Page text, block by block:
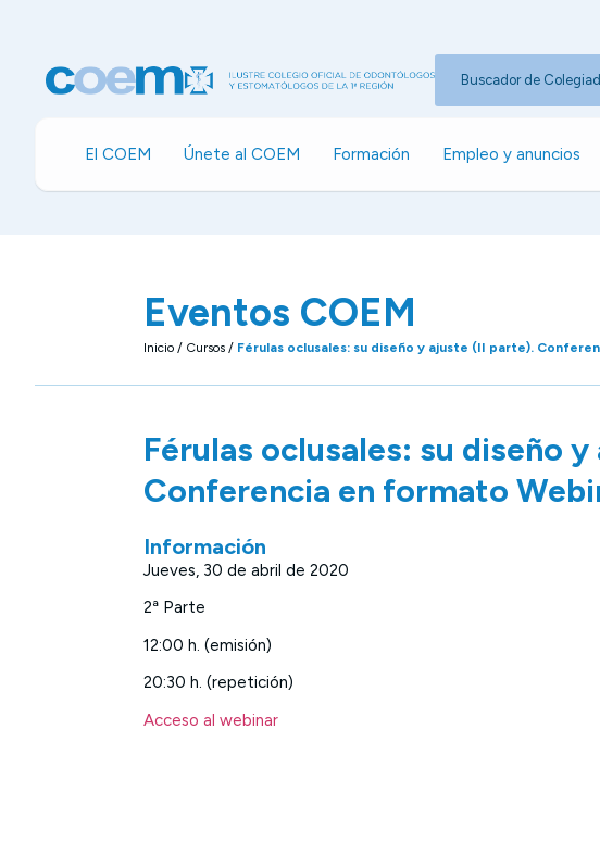
Buscador de
El COEM Únete al COEM Formación Empleo y anuncios
Eventos COEM
Inicio / Cursos / Férulas oclusales: su diseño y ajuste (II parte).
Férulas oclusales: su diseño
Conferencia en formato
Información
Jueves, 30 de abril de 2020
2ª Parte
12:00 h. (emisión)
20:30 h. (repetición)
Acceso al webinar